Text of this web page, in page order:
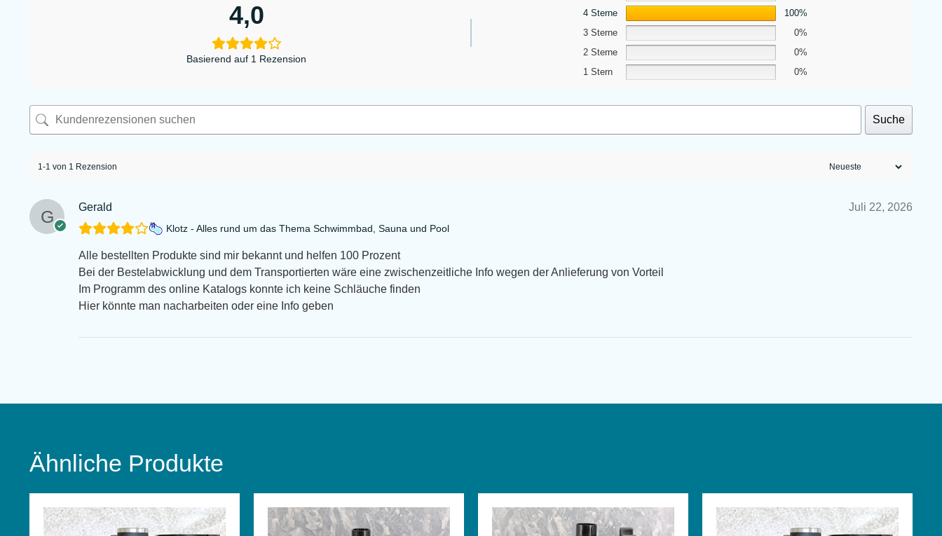
4,0
Basierend auf 1 Rezension
4 Sterne
100%
3 Sterne
0%
2 Sterne
0%
1 Stern
0%
Suche
1-1 von 1 Rezension
Gerald Juli 22, 2026
Klotz - Alles rund um das Thema Schwimmbad, Sauna und Pool
Alle bestellten Produkte sind mir bekannt und helfen 100 Prozent
Bei der Bestelabwicklung und dem Transportierten wäre eine zwischenzeitliche Info wegen der Anlieferung von Vorteil
Im Programm des online Katalogs konnte ich keine Schläuche finden
Hier könnte man nacharbeiten oder eine Info geben
Ähnliche Produkte